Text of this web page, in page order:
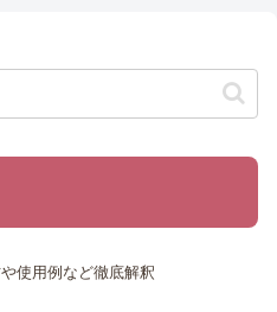
使用例など徹底解釈